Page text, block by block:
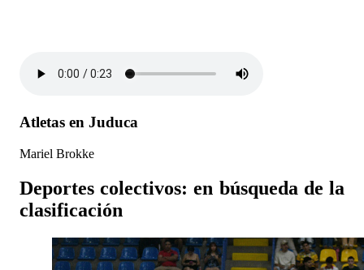
Atletas en Juduca
Mariel Brokke
Deportes colectivos: en búsqueda de la
clasificación